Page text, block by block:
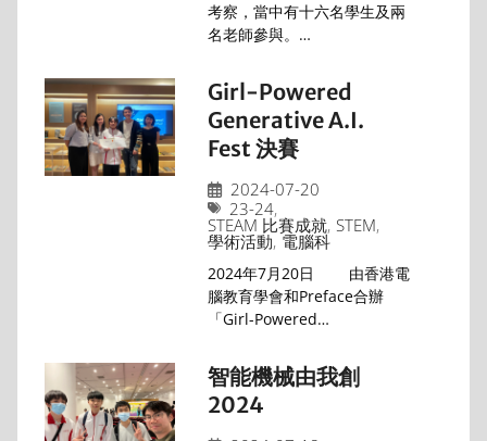
考察，當中有十六名學生及兩
名老師參與。…
Girl-Powered
Generative A.I.
Fest 決賽
2024-07-20
23-24,
STEAM 比賽成就, STEM,
學術活動, 電腦科
2024年7月20日 由香港電
腦教育學會和Preface合辦
「Girl-Powered…
智能機械由我創
2024